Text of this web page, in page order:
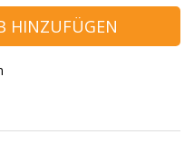
HINZUFÜGEN